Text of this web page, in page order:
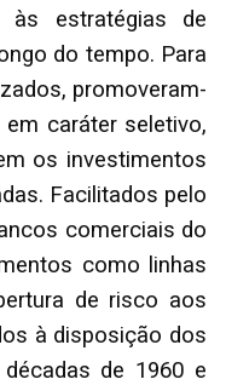
às estratégias de
do tempo. Para
promoveram-
caráter seletivo,
os investimentos
Facilitados pelo
comerciais do
como linhas
de risco aos
à disposição dos
de 1960 e